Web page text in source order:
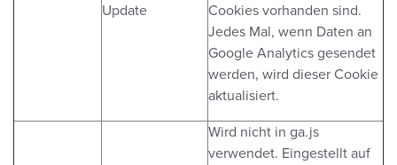
Update
Cookies vorhanden sind.
Jedes Mal, wenn Daten an
Google Analytics gesendet
werden, wird dieser Cookie
aktualisiert.
Wird nicht in ga.js
verwendet. Eingestellt auf